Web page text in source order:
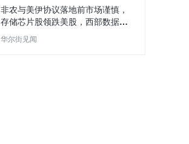
非农与美伊协议落地前市场谨慎，
存储芯片股领跌美股，西部数据跌
13%，原油走强
华尔街见闻